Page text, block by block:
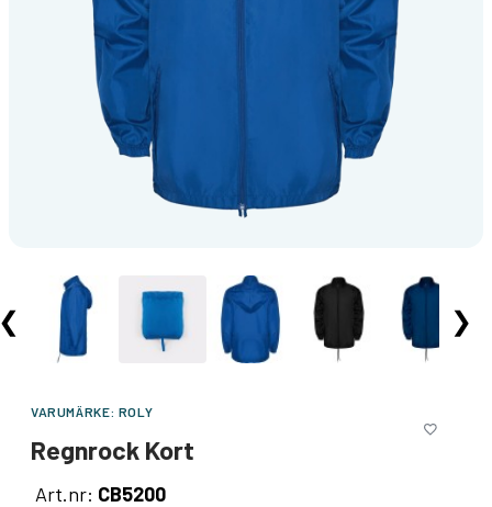
❯
VARUMÄRKE: ROLY
Regnrock Kort
Art.nr: CB5200